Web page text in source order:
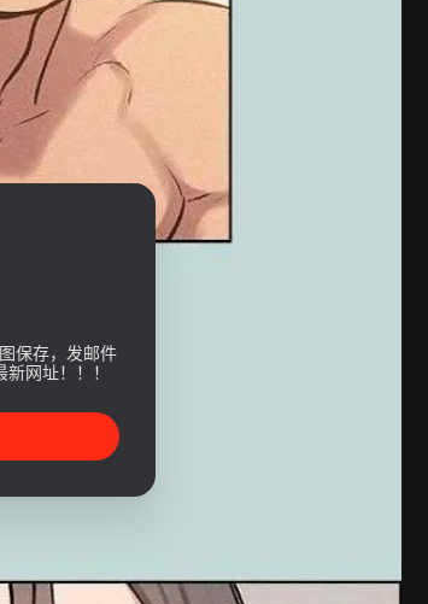
保存，发邮件
新网址！！！